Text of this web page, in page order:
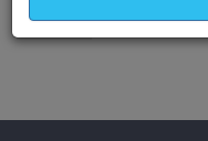
목록보기